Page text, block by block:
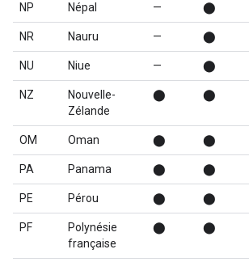
NP Népal — ⬤
NR Nauru — ⬤
NU Niue — ⬤
NZ
Nouvelle-
Zélande
⬤ ⬤
OM Oman ⬤ ⬤
PA Panama ⬤ ⬤
PE Pérou ⬤ ⬤
PF
Polynésie
française
⬤ ⬤